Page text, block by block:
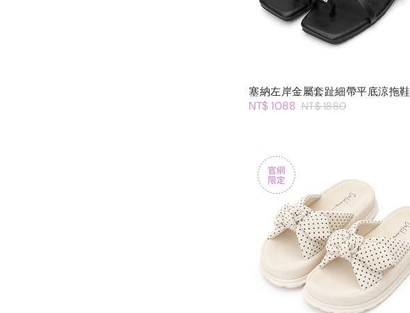
塞納左岸金屬套趾細帶平底涼拖鞋
NT$ 1088 NT$ 1880